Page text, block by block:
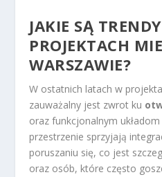
JAKIE SĄ
PROJEKTACH
WARSZAWIE?
W ostatnich latach w
zauważalny jest zwrot ku
oraz funkcjonalnym
przestrzenie sprzyjają
poruszaniu się, co jest
oraz osób, które często